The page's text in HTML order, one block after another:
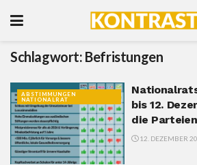
Schlagwort: Befristungen
ABSTIMMUNGEN
NATIONALRAT
bis 12.
die
12. DEZEMBER